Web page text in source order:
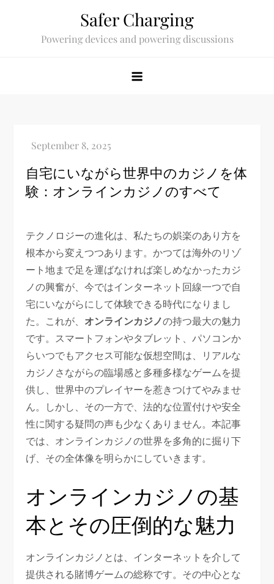
Safer Charging
Powering devices and powering discussions
自宅にいながら世界中のカジノを体
験：オンラインカジノのすべて
テクノロジーの進化は、私たちの娯楽のあり方を
根本から変えつつあります。かつては海外のリゾ
ート地まで足を運ばなければ楽しめなかったカジ
ノの興奮が、今ではインターネット回線一つで自
宅にいながらにして体験できる時代になりまし
た。これが、 オンラインカジノの持つ最大の魅力
です。スマートフォンやタブレット、パソコンか
らいつでもアクセス可能な仮想空間は、リアルな
カジノさながらの臨場感と多種多様なゲームを提
供し、世界中のプレイヤーを惹きつけてやみませ
ん。しかし、その一方で、法的な位置付けや安全
性に関する疑問の声も少なくありません。本記事
では、オンラインカジノの世界を多角的に掘り下
げ、その全体像を明らかにしていきます。
オンラインカジノの基
本とその圧倒的な魅力
オンラインカジノとは、インターネットを介して
提供される賭博ゲームの総称です。その中心とな